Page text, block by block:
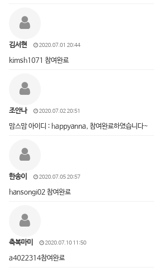
김서현 2020.07.01 20:44
kimsh1071 참여완료
조안나 2020.07.02 20:51
맘스맘 아이디 : happyanna, 참여완료하였습니다~
한송이 2020.07.05 20:57
hansongi02 참여완료
축복마미 2020.07.10 11:50
a4022314참여완료